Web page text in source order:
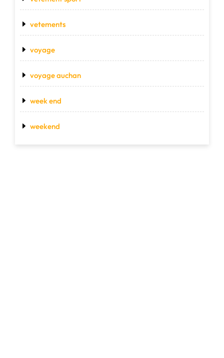
vetements
voyage
voyage auchan
week end
weekend